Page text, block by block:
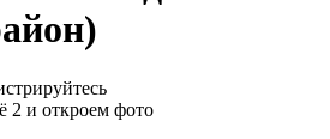
2 и откроем фото